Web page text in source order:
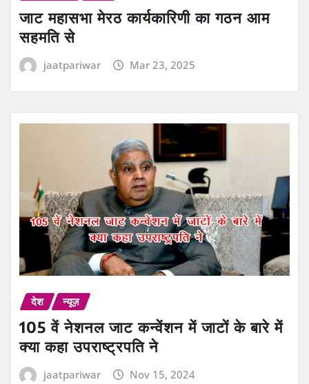
जाट महासभा मेरठ कार्यकारिणी का गठन आम
सहमति से
jaatpariwar Mar 23, 2025
देश न्यूज़
105 वें नेशनल जाट कन्वेंशन में जाटों के बारे में
क्या कहा उपराष्ट्रपति ने
jaatpariwar Nov 15, 2024